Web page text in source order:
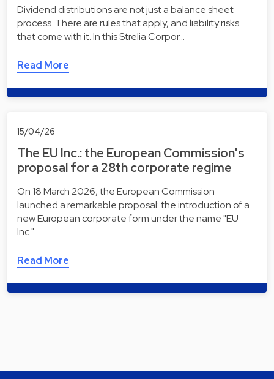
Dividend distributions are not just a balance sheet
process. There are rules that apply, and liability risks
that come with it. In this Strelia Corpor…
Read More
15/04/26
The EU Inc.: the European Commission's
proposal for a 28th corporate regime
On 18 March 2026, the European Commission
launched a remarkable proposal: the introduction of a
new European corporate form under the name "EU
Inc.". …
Read More